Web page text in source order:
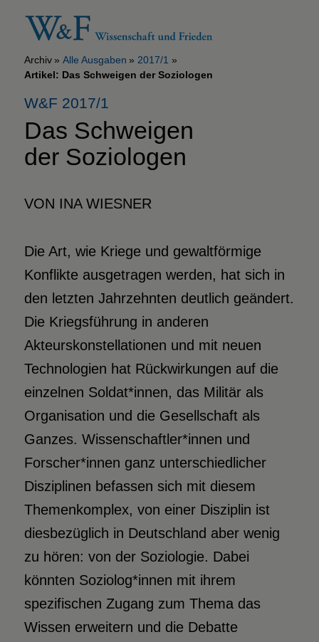
Archiv Alle Ausgaben
2017/1
Artikel: Das Schweigen der Soziologen
W&F 2017/1
Das Schweigen
der Soziologen
VON INA WIESNER
Die Art, wie Kriege und gewaltförmige
Konflikte ausgetragen werden, hat sich in
den letzten Jahrzehnten deutlich geändert.
Die Kriegsführung in anderen
Akteurskonstellationen und mit neuen
Technologien hat Rückwirkungen auf die
einzelnen Soldat*innen, das Militär als
Organisation und die Gesellschaft als
Ganzes. Wissenschaftler*innen und
Forscher*innen ganz unterschiedlicher
Disziplinen befassen sich mit diesem
Themenkomplex, von einer Disziplin ist
diesbezüglich in Deutschland aber wenig
zu hören: von der Soziologie. Dabei
könnten Soziolog*innen mit ihrem
spezifischen Zugang zum Thema das
Wissen erweitern und die Debatte